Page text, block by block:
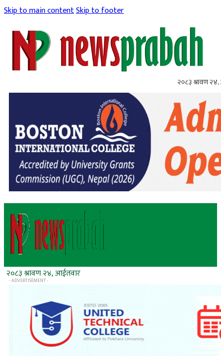
Skip to main contentSkip to footer
२०८३ श्रावण
२०८३ श्रावण २४, आईतवार
- ADVERTISEMENT -